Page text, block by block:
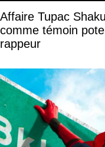
Affaire Tupac
comme témoin
rappeur